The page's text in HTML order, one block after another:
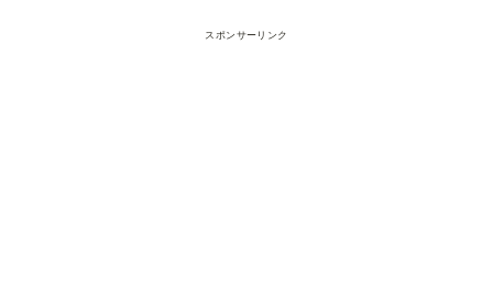
スポンサーリンク